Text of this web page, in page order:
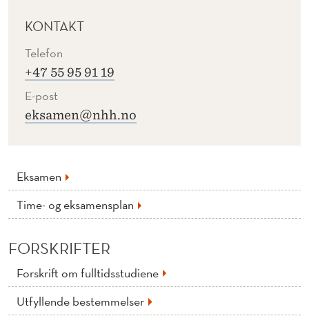
T
KONTAKT
Telefon
+47 55 95 91 19
E-post
eksamen@nhh.no
Eksamen
Time- og eksamensplan
FORSKRIFTER
Forskrift om fulltidsstudiene
Utfyllende bestemmelser